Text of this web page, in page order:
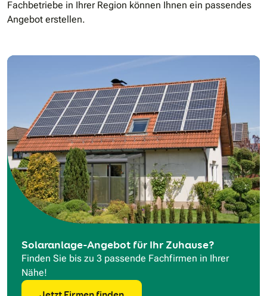
Fachbetriebe in Ihrer Region können Ihnen ein passendes
Angebot erstellen.
Solaranlage-Angebot für Ihr Zuhause?
Finden Sie bis zu 3 passende Fachfirmen in Ihrer
Nähe!